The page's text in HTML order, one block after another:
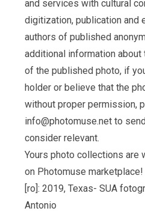
and services with cultural
digitization, publication and
authors of published
additional information about
of the published photo, if
holder or believe that the
without proper permission,
info@photomuse.net to
consider relevant.
Yours photo collections are
on Photomuse
[ro]: 2019, Texas- SUA
Antonio